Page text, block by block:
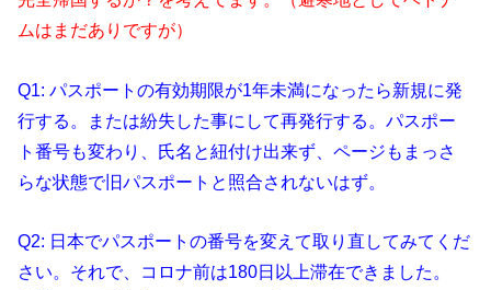
ムはまだありですが）
Q1: パスポートの有効期限が1年未満になったら新規に発
行する。または紛失した事にして再発行する。パスポー
ト番号も変わり、氏名と紐付け出来ず、ページもまっさ
らな状態で旧パスポートと照合されないはず。
Q2: 日本でパスポートの番号を変えて取り直してみてくだ
さい。それで、コロナ前は180日以上滞在できました。